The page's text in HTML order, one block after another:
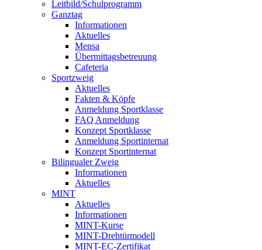
Leitbild/Schulprogramm
Ganztag
Informationen
Aktuelles
Mensa
Übermittagsbetreuung
Cafeteria
Sportzweig
Aktuelles
Fakten & Köpfe
Anmeldung Sportklasse
FAQ Anmeldung
Konzept Sportklasse
Anmeldung Sportinternat
Konzept Sportinternat
Bilingualer Zweig
Informationen
Aktuelles
MINT
Aktuelles
Informationen
MINT-Kurse
MINT-Drehtürmodell
MINT-EC-Zertifikat